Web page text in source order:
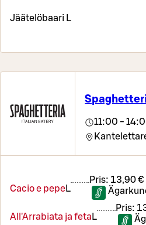
Jäätelöbaari L
11:00 -
Cacio e pepeL
Pris: 13,90 €
All'Arrabiata ja feta L
Pris: